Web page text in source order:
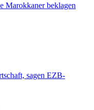
Marokkaner beklagen
sagen EZB-